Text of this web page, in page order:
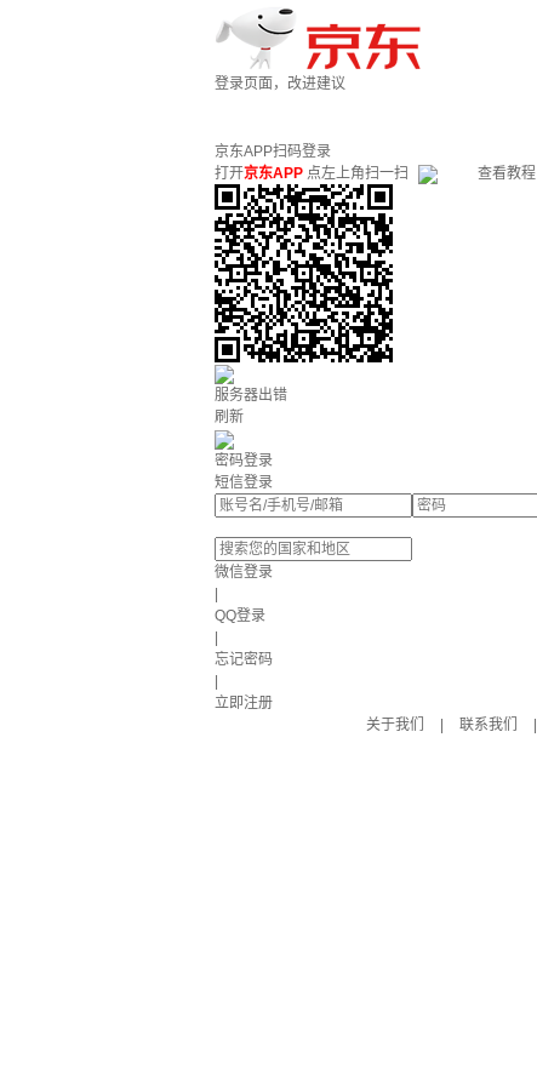
登录页面，改进建议
京东APP扫码登录
打开京东APP 点左上角扫一扫 查看教程
服务器出错
刷新
密码登录
短信登录
微信登录
QQ登录
忘记密码
立即注册
关于我们
联系我们